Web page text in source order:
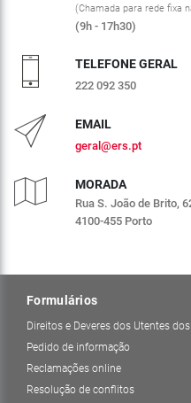
(Chamada para rede fixa
(9h - 17h30)
TELEFONE GERAL
222 092 350
EMAIL
geral@ers.pt
MORADA
Rua S. João de Brito,
4100-455 Porto
Formulários
Direitos e Deveres dos Utentes
Pedido de informação
Reclamações online
Resolução de conflitos